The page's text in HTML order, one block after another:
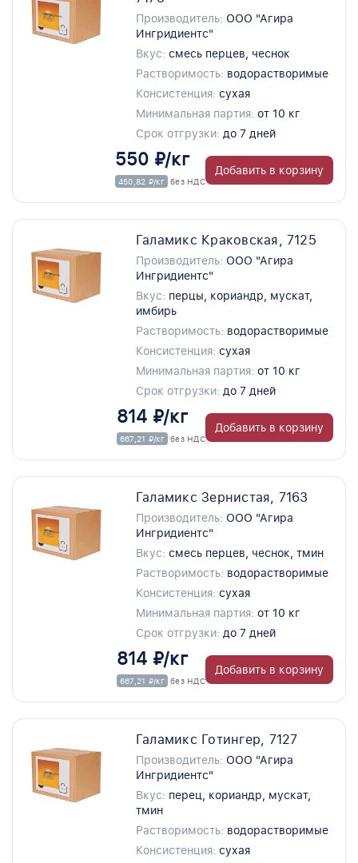
Производитель: ООО "Агира
Ингридиентс"
Вкус: смесь перцев, чеснок
Растворимость: водорастворимые
Консистенция: сухая
Минимальная партия: от 10 кг
Срок отгрузки: до 7 дней
550 ₽/кг
450,82 ₽/кг без НДС
Добавить в корзину
Галамикс Краковская, 7125
Производитель: ООО "Агира
Ингридиентс"
Вкус: перцы, кориандр, мускат,
имбирь
Растворимость: водорастворимые
Консистенция: сухая
Минимальная партия: от 10 кг
Срок отгрузки: до 7 дней
814 ₽/кг
667,21 ₽/кг без НДС
Добавить в корзину
Галамикс Зернистая, 7163
Производитель: ООО "Агира
Ингридиентс"
Вкус: смесь перцев, чеснок, тмин
Растворимость: водорастворимые
Консистенция: сухая
Минимальная партия: от 10 кг
Срок отгрузки: до 7 дней
814 ₽/кг
667,21 ₽/кг без НДС
Добавить в корзину
Галамикс Готингер, 7127
Производитель: ООО "Агира
Ингридиентс"
Вкус: перец, кориандр, мускат,
тмин
Растворимость: водорастворимые
Консистенция: сухая